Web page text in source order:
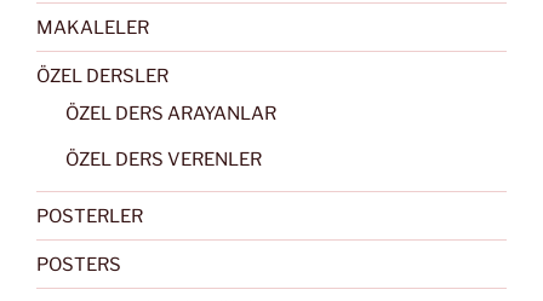
MAKALELER
ÖZEL DERSLER
ÖZEL DERS ARAYANLAR
ÖZEL DERS VERENLER
POSTERLER
POSTERS